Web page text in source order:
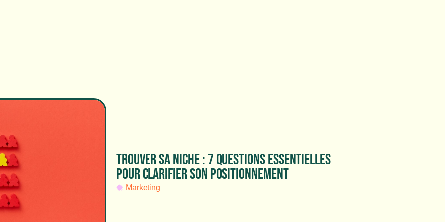
TROUVER SA NICHE : 7 QUESTIONS ESSENTIELLES
POUR CLARIFIER SON POSITIONNEMENT
Marketing